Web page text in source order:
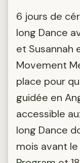
6 jours de
long Dance
et Susannah
Movement
place pour
guidée en
accessible
long Dance
mois avant le